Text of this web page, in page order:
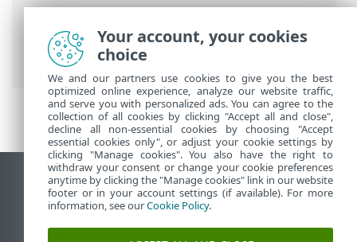
Business Security>ESET Small Business
Securityの操作> ツール
デスクトップサイトの表示
End of Life
ESETナレッジベース
Your account, your cookies
choice
We and our partners use cookies to give you the best
optimized online experience, analyze our website traffic,
and serve you with personalized ads. You can agree to the
collection of all cookies by clicking "Accept all and close",
decline all non-essential cookies by choosing "Accept
essential cookies only", or adjust your cookie settings by
clicking "Manage cookies". You also have the right to
withdraw your consent or change your cookie preferences
anytime by clicking the "Manage cookies" link in our website
footer or in your account settings (if available). For more
information, see ourCookie Policy.